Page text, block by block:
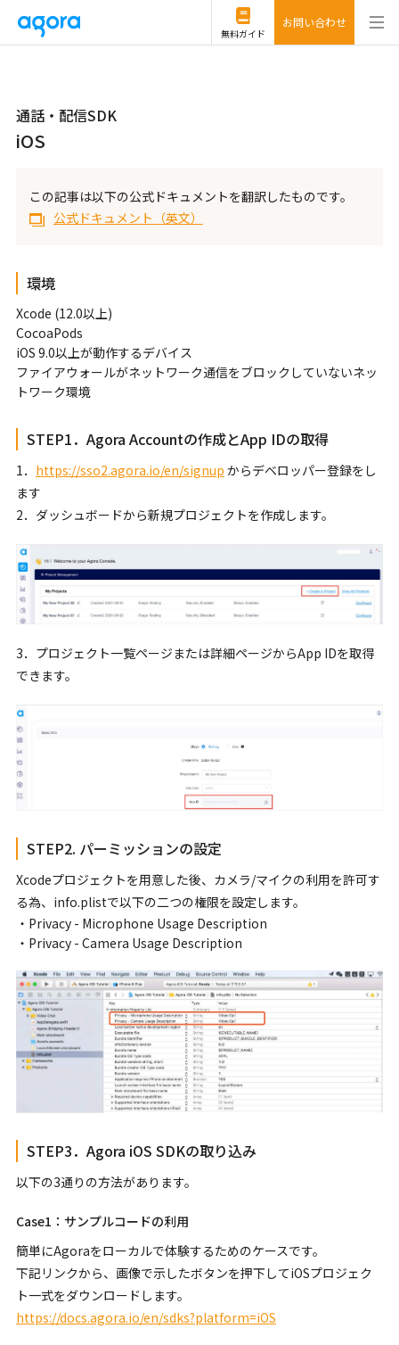
無料ガイド
お問い合わせ
通話・配信SDK
iOS
この記事は以下の公式ドキュメントを翻訳したものです。
公式ドキュメント（英文）
環境
Xcode (12.0以上)
CocoaPods
iOS 9.0以上が動作するデバイス
ファイアウォールがネットワーク通信をブロックしていないネッ
トワーク環境
STEP1．Agora Accountの作成とApp IDの取得
1． https://sso2.agora.io/en/signup からデベロッパー登録をし
ます
2．ダッシュボードから新規プロジェクトを作成します。
3．プロジェクト一覧ページまたは詳細ページからApp IDを取得
できます。
STEP2. パーミッションの設定
Xcodeプロジェクトを用意した後、カメラ/マイクの利用を許可す
る為、info.plistで以下の二つの権限を設定します。
・Privacy - Microphone Usage Description
・Privacy - Camera Usage Description
STEP3．Agora iOS SDKの取り込み
以下の3通りの方法があります。
Case1：サンプルコードの利用
簡単にAgoraをローカルで体験するためのケースです。
下記リンクから、画像で示したボタンを押下してiOSプロジェク
ト一式をダウンロードします。
https://docs.agora.io/en/sdks?platform=iOS